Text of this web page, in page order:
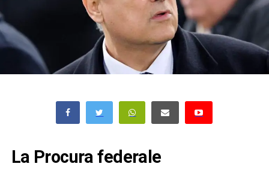
La Procura federale